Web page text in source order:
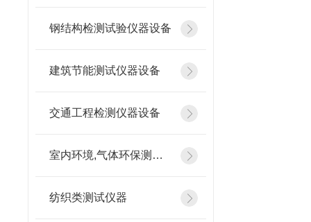
钢结构检测试验仪器设备
建筑节能测试仪器设备
交通工程检测仪器设备
室内环境,气体环保测试仪器
纺织类测试仪器